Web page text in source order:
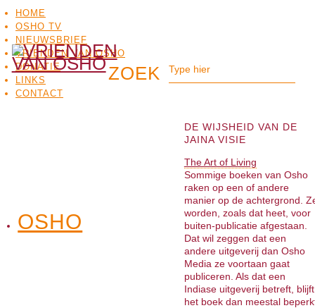
HOME
OSHO TV
NIEUWSBRIEF
VRIENDEN VAN OSHO
DONATIE
LINKS
CONTACT
OSHOOSHO MEDITATIE
DE WIJSHEID VAN DE
JAINA VISIE
The Art of Living
Sommige boeken van Osho
raken op een of andere
manier op de achtergrond.
worden, zoals dat heet, voor
buiten-publicatie afgestaan.
Dat wil zeggen dat een
andere uitgeverij dan Osho
Media ze voortaan gaat
publiceren. Als dat een
Indiase uitgeverij betreft, blijft
het boek dan meestal